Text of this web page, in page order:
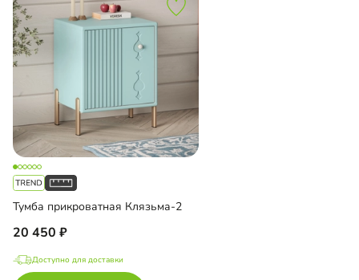
Тумба прикроватная Клязьма-2
20 450
Доступно для доставки